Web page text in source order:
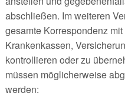
abschließen. Im weiteren
gesamte Korrespondenz
Krankenkassen,
kontrollieren oder zu
müssen möglicherweise
werden: